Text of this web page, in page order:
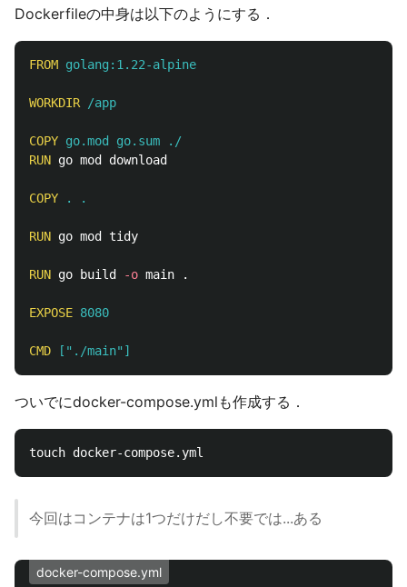
Dockerfileの中身は以下のようにする．
FROM golang:1.22-alpine
WORKDIR /app
COPY go.mod go.sum ./
RUN go mod download
COPY . .
RUN go mod tidy
RUN go build -o main .
EXPOSE 8080
CMD ["./main"]
ついでにdocker-compose.ymlも作成する．
今回はコンテナは1つだけだし不要では...ある
docker-compose.yml